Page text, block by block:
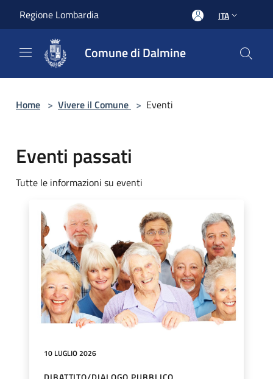
Regione Lombardia ITA
Comune di Dalmine
Home > Vivere il Comune > Eventi
Eventi passati
Tutte le informazioni su eventi
10 LUGLIO 2026